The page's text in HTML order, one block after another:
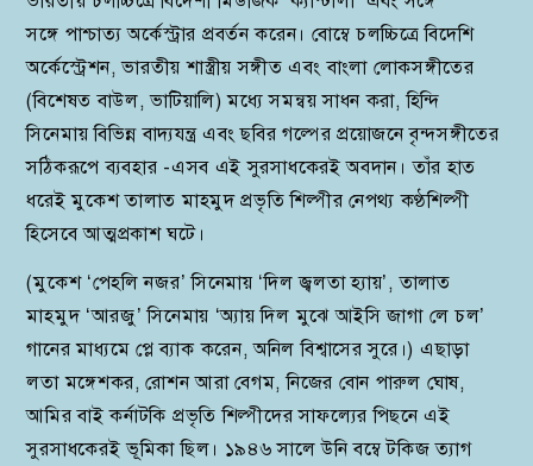
সঙ্গে পাশ্চাত্য অর্কেস্ট্রার প্রবর্তন করেন। বোম্বে চলচ্চিত্রে বিদেশি
অর্কেস্ট্রেশন, ভারতীয় শাস্ত্রীয় সঙ্গীত এবং বাংলা লোকসঙ্গীতের
(বিশেষত বাউল, ভাটিয়ালি) মধ্যে সমন্বয় সাধন করা, হিন্দি
সিনেমায় বিভিন্ন বাদ্যযন্ত্র এবং ছবির গল্পের প্রয়োজনে বৃন্দসঙ্গীতের
সঠিকরূপে ব্যবহার -এসব এই সুরসাধকেরই অবদান। তাঁর হাত
ধরেই মুকেশ তালাত মাহমুদ প্রভৃতি শিল্পীর নেপথ্য কণ্ঠশিল্পী
হিসেবে আত্মপ্রকাশ ঘটে।
(মুকেশ ‘পেহলি নজর’ সিনেমায় ‘দিল জ্বলতা হ্যায়’, তালাত
মাহমুদ ‘আরজু’ সিনেমায় ‘অ্যায় দিল মুঝে আইসি জাগা লে চল’
গানের মাধ্যমে প্লে ব্যাক করেন, অনিল বিশ্বাসের সুরে।) এছাড়া
লতা মঙ্গেশকর, রোশন আরা বেগম, নিজের বোন পারুল ঘোষ,
আমির বাই কর্নাটকি প্রভৃতি শিল্পীদের সাফল্যের পিছনে এই
সুরসাধকেরই ভূমিকা ছিল। ১৯৪৬ সালে উনি বম্বে টকিজ ত্যাগ